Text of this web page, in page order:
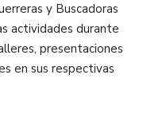
y Buscadoras
actividades durante
presentaciones
en sus respectivas